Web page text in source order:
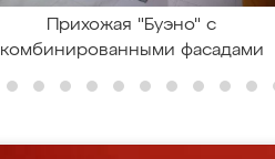
Прихожая "Буэно" с
комбинированными фасадами